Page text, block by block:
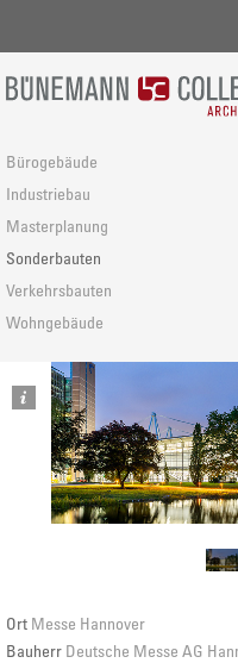
Bürogebäude
Industriebau
Masterplanung
Sonderbauten
Verkehrsbauten
Wohngebäude
Ort Messe Hannover
Bauherr Deutsche Messe AG